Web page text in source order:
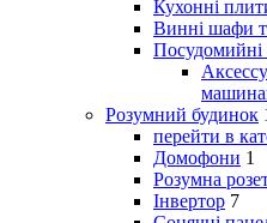
Кухонні
Винні шафи
Розумний будинок
перейти в
Домофони 1
Розумна
Інвертор 7